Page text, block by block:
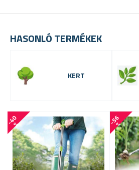
HASONLÓ TERMÉKEK
KERT
-
4
0
% -
5
6
%